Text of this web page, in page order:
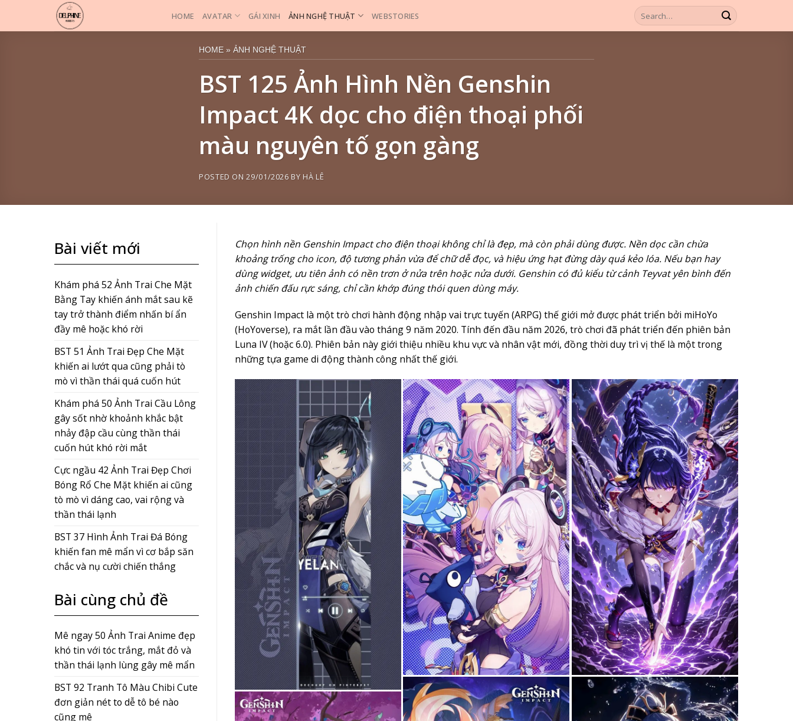
HOME AVATAR GÁI XINH ẢNH NGHỆ THUẬT WEBSTORIES
HOME » ẢNH NGHỆ THUẬT
BST 125 Ảnh Hình Nền Genshin
Impact 4K dọc cho điện thoại phối
màu nguyên tố gọn gàng
POSTED ON29/01/2026 BY HÀ LÊ
Bài viết mới
Khám phá 52 Ảnh Trai Che Mặt
Bằng Tay khiến ánh mắt sau kẽ
tay trở thành điểm nhấn bí ẩn
đầy mê hoặc khó rời
BST 51 Ảnh Trai Đẹp Che Mặt
khiến ai lướt qua cũng phải tò
mò vì thần thái quá cuốn hút
Khám phá 50 Ảnh Trai Cầu Lông
gây sốt nhờ khoảnh khắc bật
nhảy đập cầu cùng thần thái
cuốn hút khó rời mắt
Cực ngầu 42 Ảnh Trai Đẹp Chơi
Bóng Rổ Che Mặt khiến ai cũng
tò mò vì dáng cao, vai rộng và
thần thái lạnh
BST 37 Hình Ảnh Trai Đá Bóng
khiến fan mê mẩn vì cơ bắp săn
chắc và nụ cười chiến thắng
Bài cùng chủ đề
Mê ngay 50 Ảnh Trai Anime đẹp
khó tin với tóc trắng, mắt đỏ và
thần thái lạnh lùng gây mê mẩn
BST 92 Tranh Tô Màu Chibi Cute
đơn giản nét to dễ tô bé nào
cũng mê
Chọn hình nền Genshin Impact cho điện thoại không chỉ là đẹp, mà còn phải dùng được. Nền dọc cần chừa
khoảng trống cho icon, độ tương phản vừa để chữ dễ đọc, và hiệu ứng hạt đừng dày quá kẻo lóa. Nếu bạn hay
dùng widget, ưu tiên ảnh có nền trơn ở nửa trên hoặc nửa dưới. Genshin có đủ kiểu từ cảnh Teyvat yên bình đến
ảnh chiến đấu rực sáng, chỉ cần khớp đúng thói quen dùng máy.
Genshin Impact là một trò chơi hành động nhập vai trực tuyến (ARPG) thế giới mở được phát triển bởi miHoYo
(HoYoverse), ra mắt lần đầu vào tháng 9 năm 2020. Tính đến đầu năm 2026, trò chơi đã phát triển đến phiên bản
Luna IV (hoặc 6.0). Phiên bản này giới thiệu nhiều khu vực và nhân vật mới, đồng thời duy trì vị thế là một trong
những tựa game di động thành công nhất thế giới.